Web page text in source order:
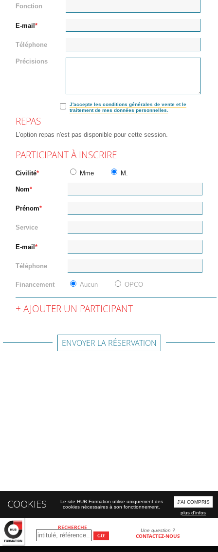
RECHERCHE Une question ?
CONTACTEZ-NOUS
Fonction
E-mail
Téléphone
Précisions
J'accepte les conditions générales de vente et le
traitement de mes données personnelles.
REPAS
L'option repas n'est pas disponible pour cette session.
PARTICIPANT À INSCRIRE
Civilité Mme M.
Nom
Prénom
Service
E-mail
Téléphone
Financement Aucun OPCO
AJOUTER UN PARTICIPANT
ENVOYER LA RÉSERVATION
COOKIES
Le site HUB Formation utilise uniquement des
cookies nécessaires à son fonctionnement.
J'AI COMPRIS
plus d'infos